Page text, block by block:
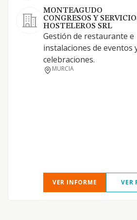
MONTEAGUDO
CONGRESOS Y
HOSTELEROS SRL
Gestión de restaurante e
instalaciones de eventos
celebraciones.
MURCIA
VER INFORME VER